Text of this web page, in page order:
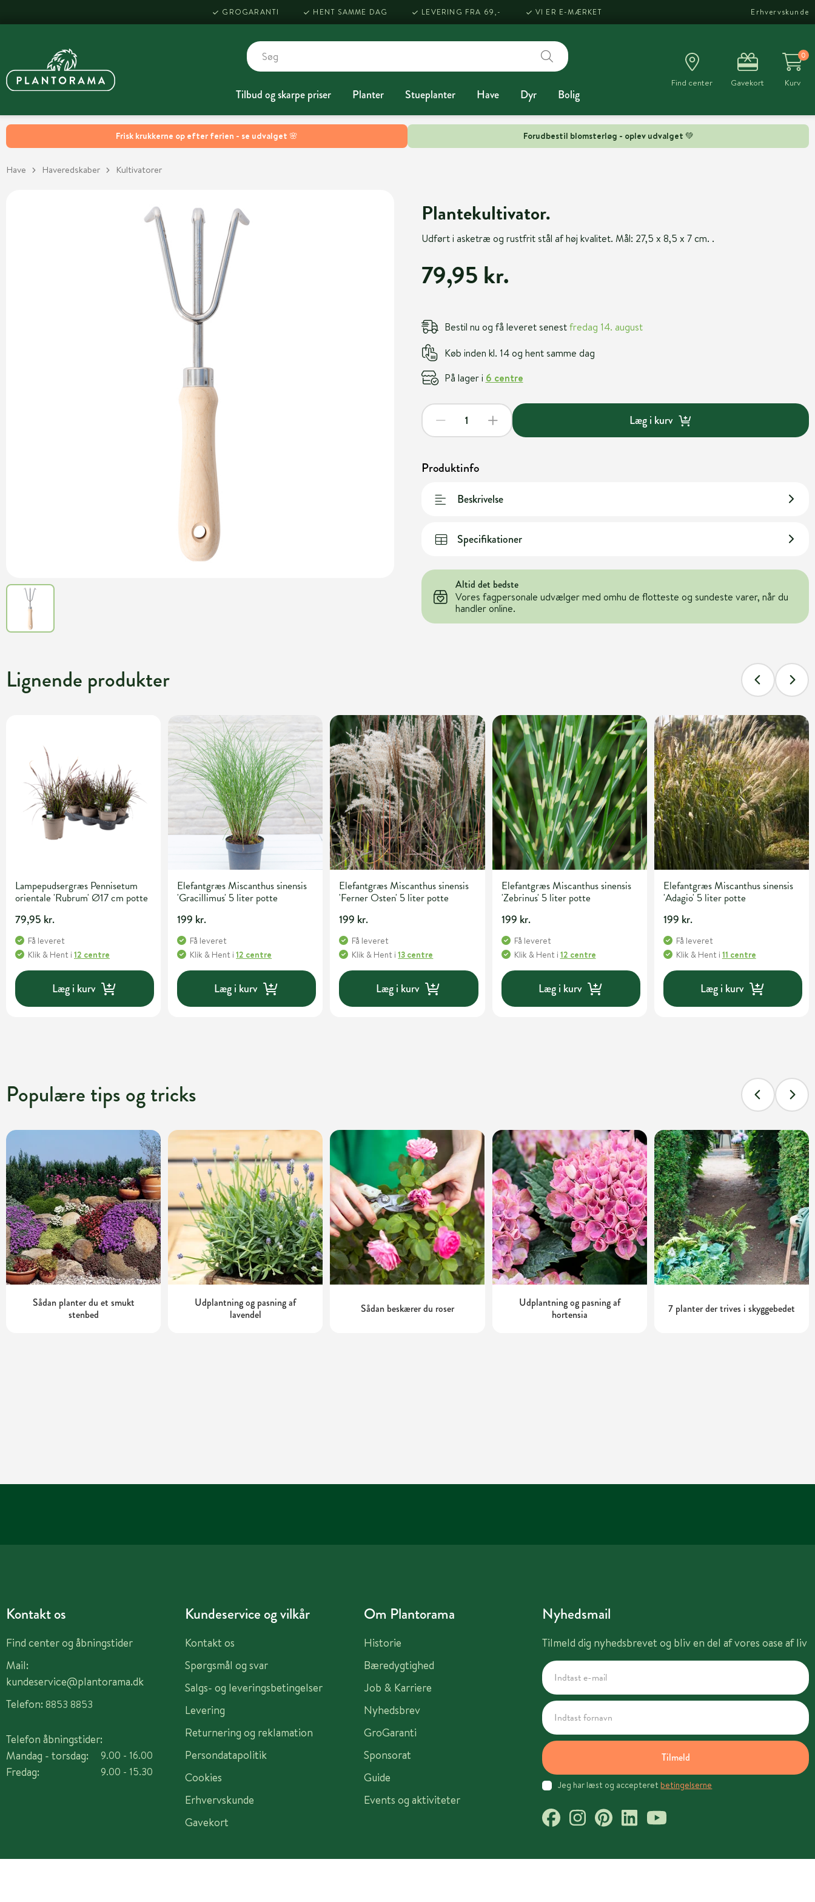
Frisk krukkerne op efter ferien - se udvalget 🌸 Forudbestil blomsterløg - oplev udvalget 💚
GROGARANTI HENT SAMME DAG LEVERING FRA 69,- VI ER E-MÆRKET Erhvervskunde
Tilbud og skarpe priser Planter Stueplanter Have Dyr Bolig
Find center Gavekort
0
Kurv
Have Haveredskaber Kultivatorer
Plantekultivator.
Udført i asketræ og rustfrit stål af høj kvalitet. Mål: 27,5 x 8,5 x 7 cm. .
79,95 kr.
Bestil nu og få leveret senestfredag 14. august
Køb inden kl. 14 og hent samme dag
På lager i 6 centre
Læg i kurv
Produktinfo
Beskrivelse
Specifikationer
Altid det bedste
Vores fagpersonale udvælger med omhu de flotteste og sundeste varer, når du
handler online.
Lignende produkter
Lampepudsergræs Pennisetum
orientale 'Rubrum' Ø17 cm potte
79,95 kr.
Få leveret
Klik & Hent i 12 centre
Læg i kurv
Elefantgræs Miscanthus sinensis
'Gracillimus' 5 liter potte
199 kr.
Få leveret
Klik & Hent i12 centre
Læg i kurv
Elefantgræs Miscanthus sinensis
'Ferner Osten' 5 liter potte
199 kr.
Få leveret
Klik & Hent i13 centre
Læg i kurv
Elefantgræs Miscanthus sinensis
'Zebrinus' 5 liter potte
199 kr.
Få leveret
Klik & Hent i 12 centre
Læg i kurv
Elefantgræs Miscanthus sinensis
'Adagio' 5 liter potte
199 kr.
Få leveret
Klik & Hent i 11 centre
Læg i kurv
Populære tips og tricks
Sådan planter du et smukt
stenbed
Udplantning og pasning af
lavendel
Sådan beskærer du roser
Udplantning og pasning af
hortensia
7 planter der trives i skyggebedet
Kontakt os
Find center og åbningstider
Mail:
kundeservice@plantorama.dk
Telefon: 8853 8853
Telefon åbningstider:
Mandag - torsdag:
Fredag:
9.00 - 16.00
9.00 - 15.30
Kundeservice og vilkår
Kontakt os
Spørgsmål og svar
Salgs- og leveringsbetingelser
Levering
Returnering og reklamation
Persondatapolitik
Cookies
Erhvervskunde
Gavekort
Om Plantorama
Historie
Bæredygtighed
Job & Karriere
Nyhedsbrev
GroGaranti
Sponsorat
Guide
Events og aktiviteter
Nyhedsmail
Tilmeld dig nyhedsbrevet og bliv en del af vores oase af liv
Tilmeld
Jeg har læst og accepteret betingelserne